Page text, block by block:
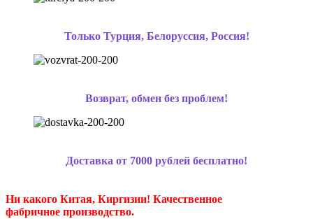
Только Турция, Белоруссия, Россия!
Возврат, обмен без проблем!
Доставка от 7000 рублей бесплатно!
Ни какого Китая, Киргизии! Качественное
фабричное производство.